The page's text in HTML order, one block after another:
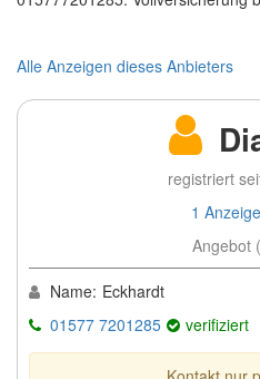
Alle Anzeigen dieses Anbieters
registriert
1
Angebot
Name: Eckhardt
01577 7201285
verifiziert